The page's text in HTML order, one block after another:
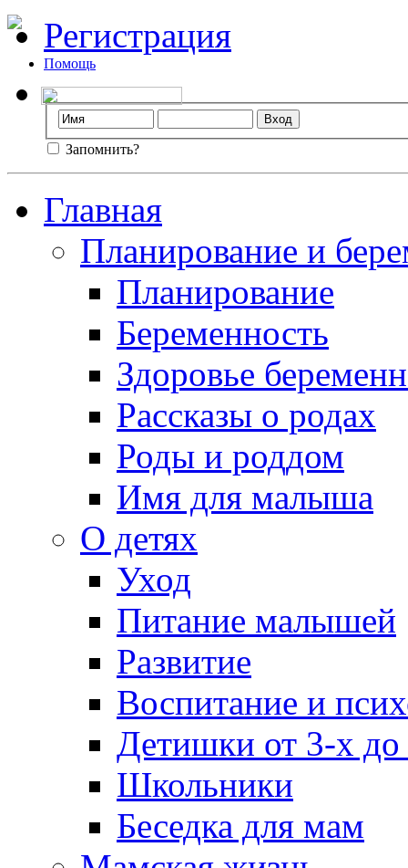
Регистрация
Помощь
Запомнить?
Главная
Планирование и
Планирование
Беременность
Здоровье
Рассказы о родах
Роды и роддом
Имя для малыша
О детях
Уход
Питание малышей
Развитие
Воспитание и
Детишки от 3-х
Школьники
Беседка для мам